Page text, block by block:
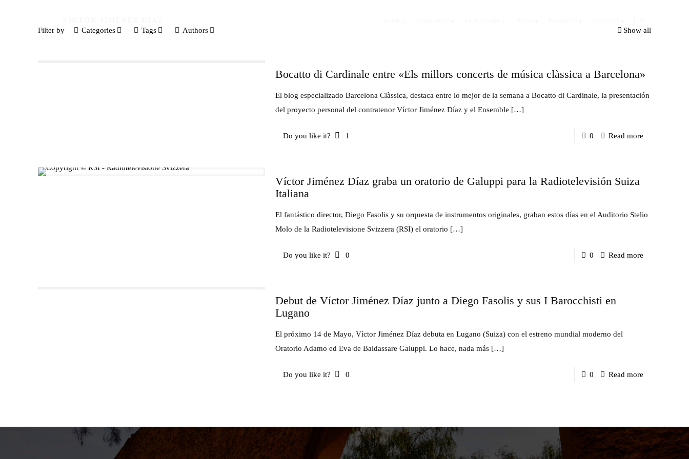
Filter by Categories Tags Authors Show all
Bocatto di Cardinale entre «Els millors concerts de música clàssica a Barcelona»
El blog especializado Barcelona Clàssica, destaca entre lo mejor de la semana a Bocatto di Cardinale, la presentación
del proyecto personal del contratenor Víctor Jiménez Díaz y el Ensemble […]
Do you like it? 1 0 Read more-
«Els
de
Víctor Jiménez Díaz graba un oratorio de Galuppi para la Radiotelevisión Suiza
Italiana
El fantástico director, Diego Fasolis y su orquesta de instrumentos originales, graban estos días en el Auditorio Stelio
Molo de la Radiotelevisione Svizzera (RSI) el oratorio […]
Do you like it? 0 0 Read more-
Galuppi
Italiana
Debut de Víctor Jiménez Díaz junto a Diego Fasolis y sus I Barocchisti en
Lugano
El próximo 14 de Mayo, Víctor Jiménez Díaz debuta en Lugano (Suiza) con el estreno mundial moderno del
Oratorio Adamo ed Eva de Baldassare Galuppi. Lo hace, nada más[…]
Do you like it? 0 0 Read more-
Jiménez
Díaz